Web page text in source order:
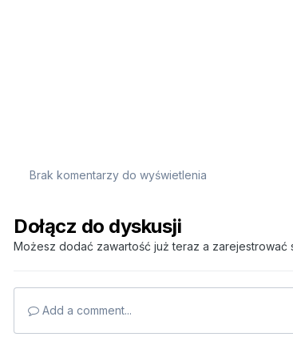
Brak komentarzy do wyświetlenia
Dołącz do dyskusji
Możesz dodać zawartość już teraz a zarejestrować
Add a comment...